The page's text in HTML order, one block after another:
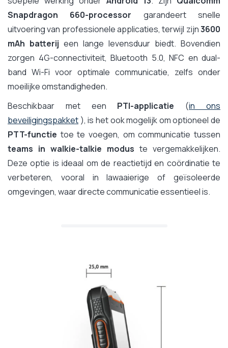
Snapdragon 660-processor garandeert snelle
uitvoering van professionele applicaties, terwijl zijn3600
mAh batterij een lange levensduur biedt. Bovendien
zorgen 4G-connectiviteit, Bluetooth 5.0, NFC en dual-
band Wi-Fi voor optimale communicatie, zelfs onder
moeilijke omstandigheden.
Beschikbaar met een PTI-applicatie (in ons
beveiligingspakket ), is het ook mogelijk om optioneel de
PTT-functie toe te voegen, om communicatie tussen
teams in walkie-talkie modus te vergemakkelijken.
Deze optie is ideaal om de reactietijd en coördinatie te
verbeteren, vooral in lawaaierige of geïsoleerde
omgevingen, waar directe communicatie essentieel is.